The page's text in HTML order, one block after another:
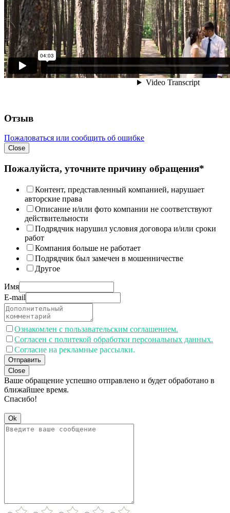
Отзыв
Пожаловаться или сообщить об ошибке
Close
Пожалуйста, уточните причину обращения*
Контент, представленный компанией, нарушает
авторские права
Описание и/или фото компании не соответствуют
действительности
Подрядчик нарушил условия договора и/или сроки
работ
Компания больше не работает
Подрядчик был замечен в мошенничестве
Другое
Имя
E-mail
Ознакомлен с пользавательским соглашением.
Согласен с политекой обработки персональных данных.
Согласие на рекламные рассылки.
Отправить
Close
Ваше обращение успешно отправлено и будет обработано в
ближайшее время.
Спасибо!
Ok